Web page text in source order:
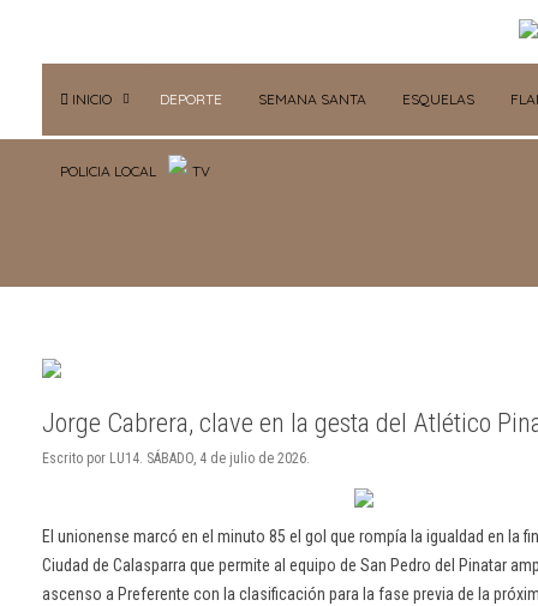
INICIO DEPORTE SEMANA SANTA ESQUELAS
POLICIA LOCAL TV
Jorge Cabrera, clave en la gesta del Atlético
Escrito por LU14. SÁBADO, 4 de julio de 2026.
El unionense marcó en el minuto 85 el gol que rompía la igualdad en la
Ciudad de Calasparra que permite al equipo de San Pedro del Pinatar
ascenso a Preferente con la clasificación para la fase previa de la